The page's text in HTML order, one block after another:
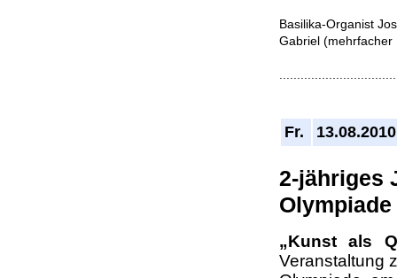
Basilika-Organist
Gabriel (mehrfacher
Fr. 13.08.2010
2-jähriges
Olympiade
„Kunst als
Veranstaltung